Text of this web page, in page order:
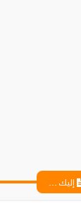
إليك خمسة من افضل العاب الاندرويد